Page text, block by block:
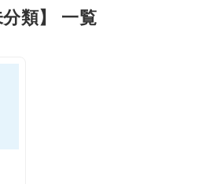
分類】 一覧